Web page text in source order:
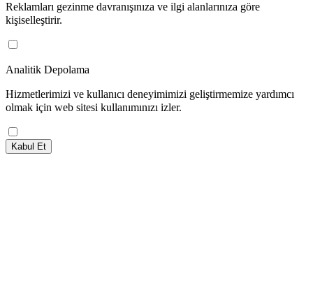
Reklamları gezinme davranışınıza ve ilgi alanlarınıza göre
kişiselleştirir.
Analitik Depolama
Hizmetlerimizi ve kullanıcı deneyimimizi geliştirmemize yardımcı
olmak için web sitesi kullanımınızı izler.
Kabul Et